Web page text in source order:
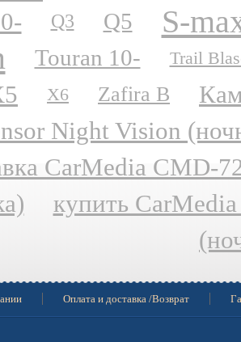
Q3 Q5 S-
Touran 10- Trail
X6 Zafira B
Night Vision
CarMedia CMD-
купить
Оплата и доставка /Возврат